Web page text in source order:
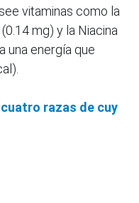
vitaminas como la
mg) y la Niacina
una energía que
razas de cuy